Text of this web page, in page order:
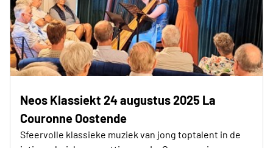
Neos Klassiekt 24 augustus 2025 La
Couronne Oostende
Sfeervolle klassieke muziek van jong toptalent in de